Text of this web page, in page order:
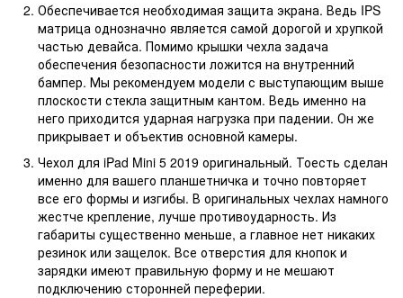
Обеспечивается необходимая защита экрана. Ведь IPS
матрица однозначно является самой дорогой и хрупкой
частью девайса. Помимо крышки чехла задача
обеспечения безопасности ложится на внутренний
бампер. Мы рекомендуем модели с выступающим выше
плоскости стекла защитным кантом. Ведь именно на
него приходится ударная нагрузка при падении. Он же
прикрывает и объектив основной камеры.
Чехол для iPad Mini 5 2019 оригинальный. Тоесть сделан
именно для вашего планшетничка и точно повторяет
все его формы и изгибы. В оригинальных чехлах намного
жестче крепление, лучше противоударность. Из
габариты существенно меньше, а главное нет никаких
резинок или защелок. Все отверстия для кнопок и
зарядки имеют правильную форму и не мешают
подключению сторонней переферии.